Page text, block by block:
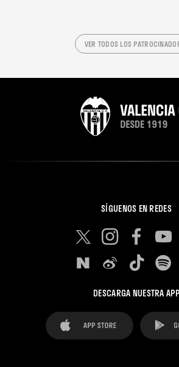
VER TODOS LOS
SÍGUENOS EN REDES
DESCARGA NUESTRA APP